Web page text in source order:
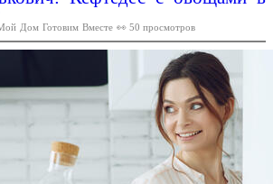
Дом Готовим Вместе 👀 50 просмотров